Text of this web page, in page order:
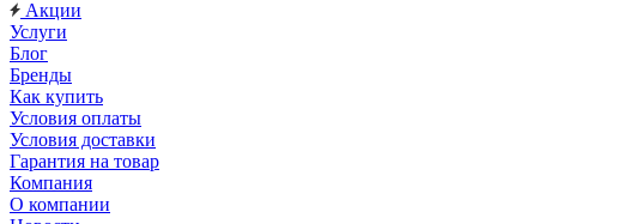
Акции
Услуги
Блог
Бренды
Как купить
Условия оплаты
Условия доставки
Гарантия на товар
Компания
О компании